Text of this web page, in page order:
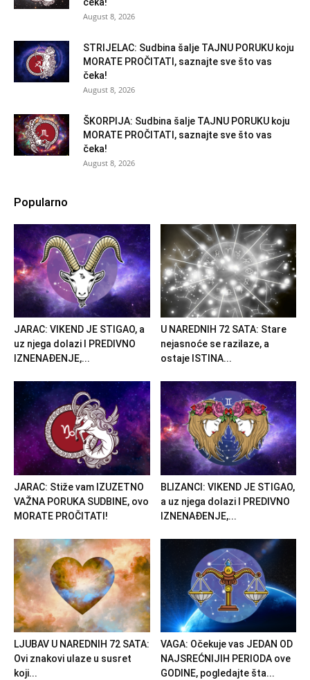
August 8, 2026
STRIJELAC: Sudbina šalje TAJNU PORUKU koju
MORATE PROČITATI, saznajte sve što vas
čeka!
August 8, 2026
ŠKORPIJA: Sudbina šalje TAJNU PORUKU koju
MORATE PROČITATI, saznajte sve što vas
čeka!
August 8, 2026
Popularno
JARAC: VIKEND JE STIGAO, a
uz njega dolazi I PREDIVNO
IZNENAĐENJE,...
U NAREDNIH 72 SATA: Stare
nejasnoće se razilaze, a
ostaje ISTINA...
JARAC: Stiže vam IZUZETNO
VAŽNA PORUKA SUDBINE, ovo
MORATE PROČITATI!
BLIZANCI: VIKEND JE STIGAO,
a uz njega dolazi I PREDIVNO
IZNENAĐENJE,...
LJUBAV U NAREDNIH 72 SATA:
Ovi znakovi ulaze u susret
koji...
VAGA: Očekuje vas JEDAN OD
NAJSREĆNIJIH PERIODA ove
GODINE, pogledajte šta...